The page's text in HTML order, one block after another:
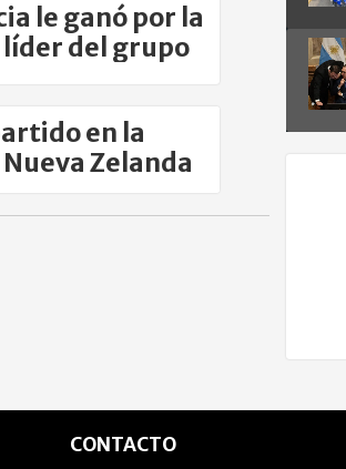
le ganó por la
líder del grupo
en la
Zelanda
CONTACTO